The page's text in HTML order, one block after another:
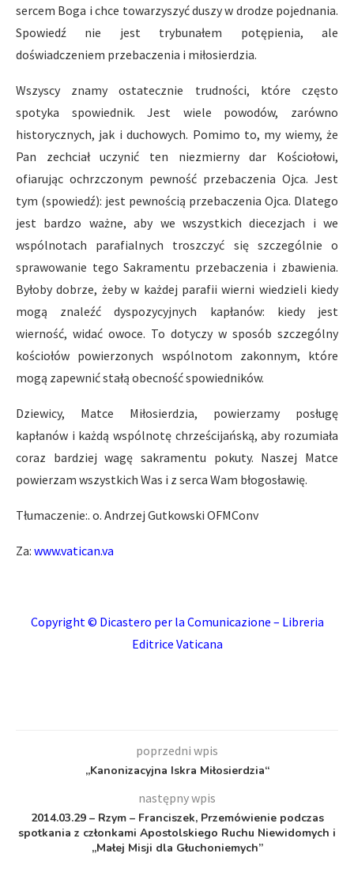
sercem Boga i chce towarzyszyć duszy w drodze pojednania.
Spowiedź nie jest trybunałem potępienia, ale
doświadczeniem przebaczenia i miłosierdzia.
Wszyscy znamy ostatecznie trudności, które często
spotyka spowiednik. Jest wiele powodów, zarówno
historycznych, jak i duchowych. Pomimo to, my wiemy, że
Pan zechciał uczynić ten niezmierny dar Kościołowi,
ofiarując ochrzczonym pewność przebaczenia Ojca. Jest
tym (spowiedź): jest pewnością przebaczenia Ojca. Dlatego
jest bardzo ważne, aby we wszystkich diecezjach i we
wspólnotach parafialnych troszczyć się szczególnie o
sprawowanie tego Sakramentu przebaczenia i zbawienia.
Byłoby dobrze, żeby w każdej parafii wierni wiedzieli kiedy
mogą znaleźć dyspozycyjnych kapłanów: kiedy jest
wierność, widać owoce. To dotyczy w sposób szczególny
kościołów powierzonych wspólnotom zakonnym, które
mogą zapewnić stałą obecność spowiedników.
Dziewicy, Matce Miłosierdzia, powierzamy posługę
kapłanów i każdą wspólnotę chrześcijańską, aby rozumiała
coraz bardziej wagę sakramentu pokuty. Naszej Matce
powierzam wszystkich Was i z serca Wam błogosławię.
Tłumaczenie:. o. Andrzej Gutkowski OFMConv
Za: www.vatican.va
Copyright © Dicastero per la Comunicazione – Libreria
Editrice Vaticana
poprzedni wpis
„Kanonizacyjna Iskra Miłosierdzia“
następny wpis
2014.03.29 – Rzym – Franciszek, Przemówienie podczas
spotkania z członkami Apostolskiego Ruchu Niewidomych i
„Małej Misji dla Głuchoniemych”